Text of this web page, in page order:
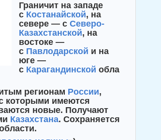
Граничит на западе
с Костанайской, на
севере — с Северо-
Казахстанской, на
востоке —
с Павлодарской и на
юге —
с Карагандинской обла
регионам России,
которыми имеются
новые. Получают
Казахстана. Сохраняется